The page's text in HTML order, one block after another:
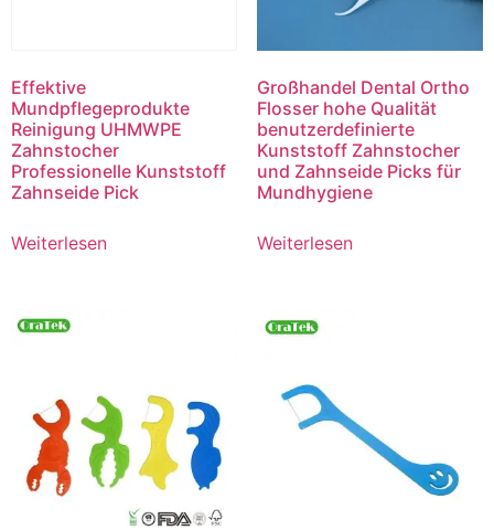
Effektive
Mundpflegeprodukte
Reinigung UHMWPE
Zahnstocher
Professionelle Kunststoff
Zahnseide Pick
Weiterlesen
Großhandel Dental Ortho
Flosser hohe Qualität
benutzerdefinierte
Kunststoff Zahnstocher
und Zahnseide Picks für
Mundhygiene
Weiterlesen